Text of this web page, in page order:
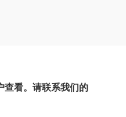
查看。请联系我们的